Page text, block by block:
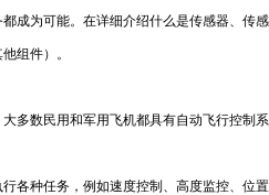
成为可能。在详细介绍什么是传感器、
组件）。
多数民用和军用飞机都具有自动飞行控制
各种任务，例如速度控制、高度监控、